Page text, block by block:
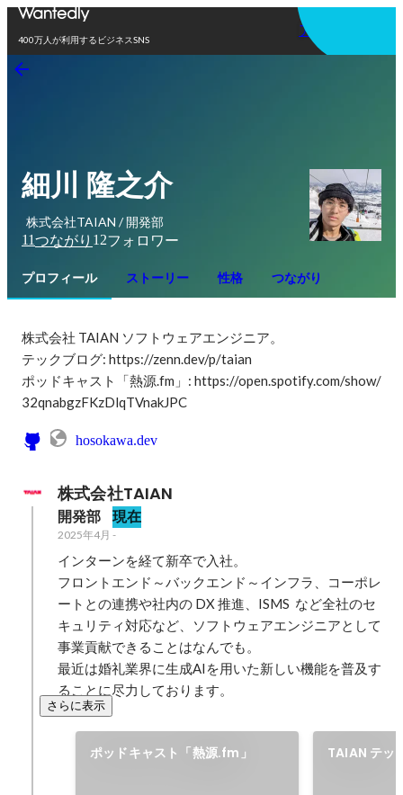
400万人が利用するビジネスSNS
アプリを使う
細川 隆之介
株式会社TAIAN / 開発部
11つながり 12フォロワー
プロフィール ストーリー 性格 つながり
株式会社 TAIAN ソフトウェアエンジニア。
テックブログ: https://zenn.dev/p/taian
ポッドキャスト「熱源.fm」: https://open.spotify.com/show/
hosokawa.dev
株式会社TAIAN
開発部 現在
2025年4月 -
インターンを経て新卒で入社。
フロントエンド～バックエンド～インフラ、コーポレ
ートとの連携や社内の DX 推進、ISMS  など全社のセ
キュリティ対応など、ソフトウェアエンジニアとして
事業貢献できることはなんでも。
最近は婚礼業界に生成AIを用いた新しい機能を普及す
ることに尽力しております。
さらに表示
ポッドキャスト「熱源.fm」 TAIAN テッ